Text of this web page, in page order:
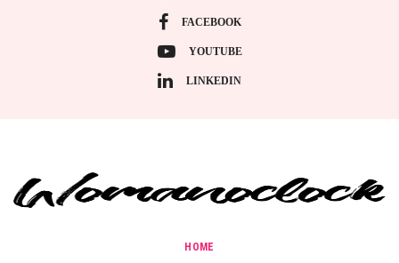
FACEBOOK
YOUTUBE
LINKEDIN
HOME